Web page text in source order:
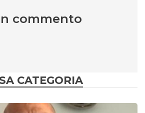
commento
CATEGORIA